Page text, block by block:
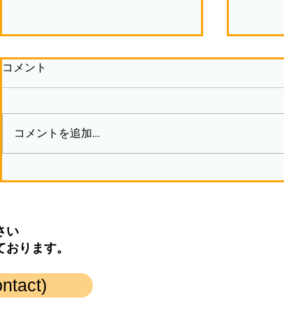
コメント
コメントを追加…
い
ります。